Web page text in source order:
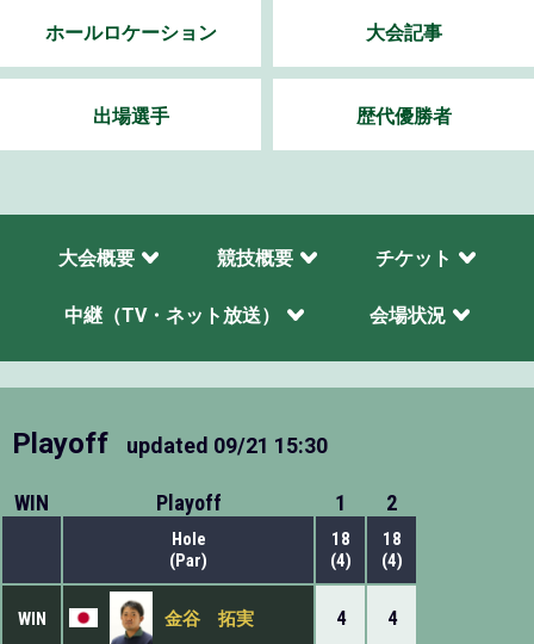
ホールロケーション 大会記事
出場選手 歴代優勝者
大会概要 競技概要 チケット
中継（TV・ネット放送） 会場状況
Playoff updated 09/21 15:30
WIN Playoff 1 2
Hole
(Par)
18
(4)
18
(4)
WIN 金谷 拓実 4 4